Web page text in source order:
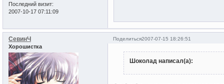
Последний визит:
2007-10-17 07:11:09
Поделиться2007-07-15 18:26:51
СевинЧ
Хорошистка
Шоколад написал(а):